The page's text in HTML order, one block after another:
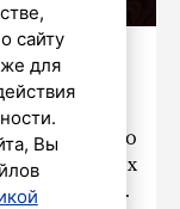
20
учебный год.
сайту
для
Вы